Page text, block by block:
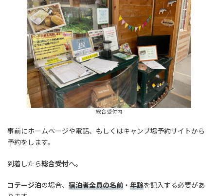
総合受付内
事前にホームページや電話、もしくはキャンプ場予約サイトから
予約をします。
到着したら総合受付へ。
コテージ泊の場合、 宿泊者全員の名前 ・ 年齢を記入する必要があ